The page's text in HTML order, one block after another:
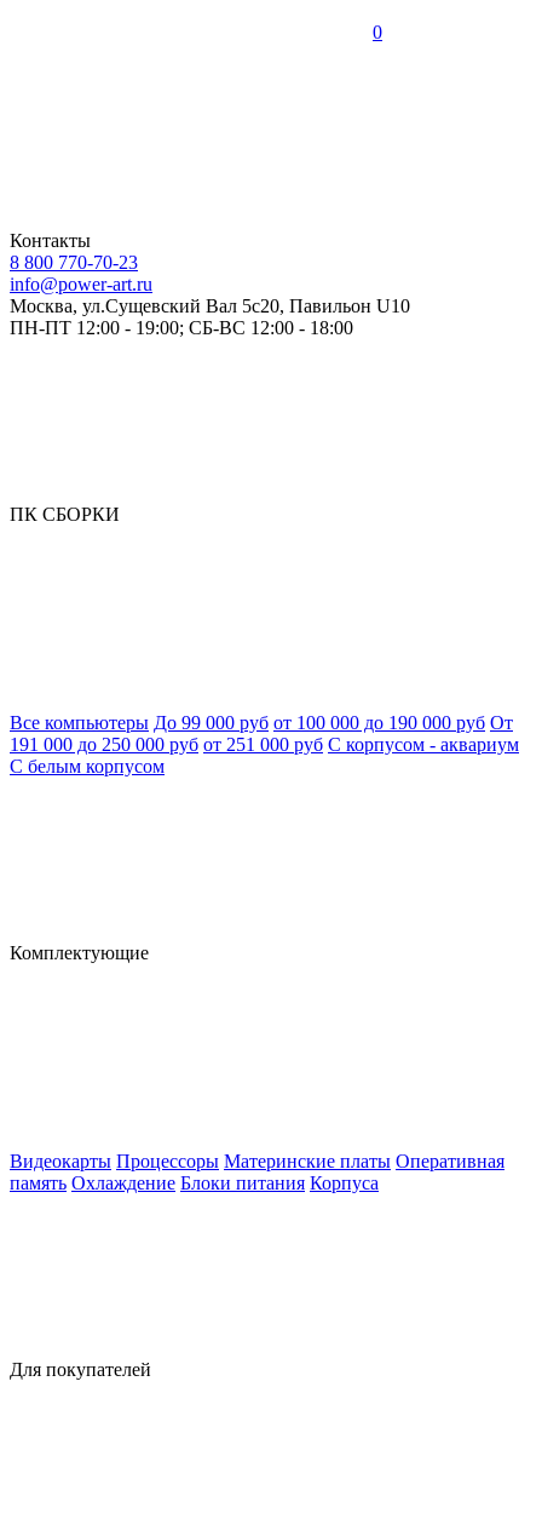
0
Контакты
8 800 770-70-23
info@power-art.ru
Москва, ул.Сущевский Вал 5с20, Павильон U10
ПН-ПТ 12:00 - 19:00; СБ-ВС 12:00 - 18:00
ПК СБОРКИ
Все компьютеры До 99 000 руб от 100 000 до 190 000 руб От
191 000 до 250 000 руб от 251 000 руб С корпусом - аквариум
С белым корпусом
Комплектующие
Видеокарты Процессоры Материнские платы Оперативная
память Охлаждение Блоки питания Корпуса
Для покупателей